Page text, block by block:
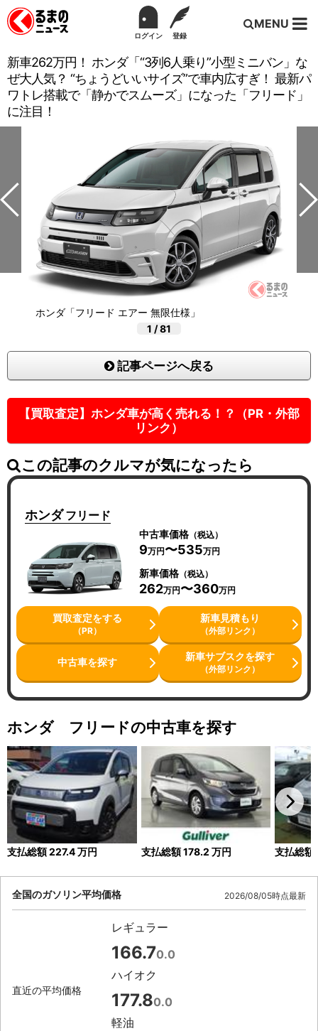
ログイン 登録
MENU
新車262万円！ ホンダ「“3列6人乗り”小型ミニバン」な
ぜ大人気？ “ちょうどいいサイズ”で車内広すぎ！ 最新パ
ワトレ搭載で「静かでスムーズ」になった「フリード」
に注目！
ホンダ「フリード エアー 無限仕様」
1 /81
記事ページへ戻る
【買取査定】ホンダ車が高く売れる！？（PR・外部
リンク）
この記事のクルマが気になったら
ホンダ フリード
中古車価格（税込）
9万円〜535万円
新車価格（税込）
262万円〜360万円
買取査定をする
（PR）
新車見積もり
（外部リンク）
中古車を探す 新車サブスクを探す
（外部リンク）
ホンダ フリードの中古車を探す
支払総額227.4万円 支払総額178.2 万円 支払総額
全国のガソリン平均価格 2026/08/05時点最新
直近の平均価格
レギュラー
166.70.0
ハイオク
177.80.0
軽油